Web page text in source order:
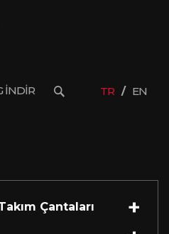
İNDİR TR EN
Çantaları